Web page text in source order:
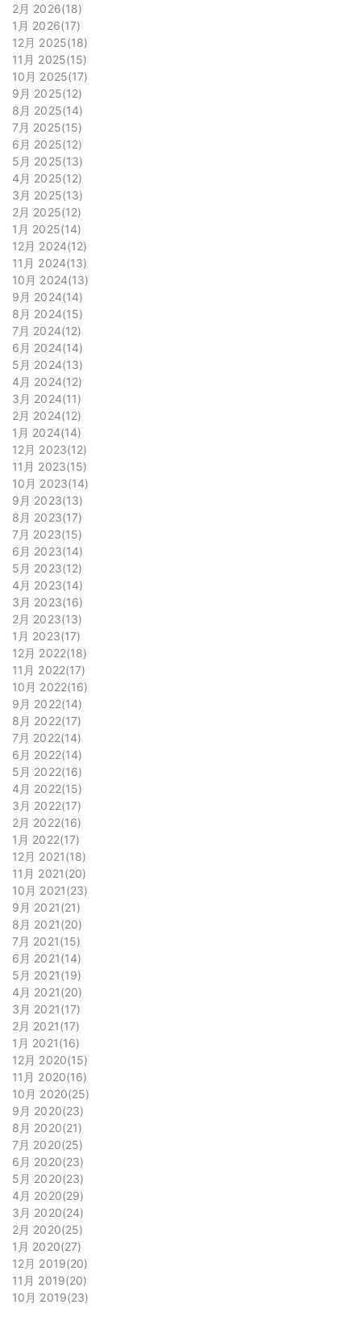
2月 2026 18
1月 2026 17
12月 2025 18
11月 2025 15
10月 2025 17
9月 2025 12
8月 2025 14
7月 2025 15
6月 2025 12
5月 2025 13
4月 2025 12
3月 2025 13
2月 2025 12
1月 2025 14
12月 2024 12
11月 2024 13
10月 2024 13
9月 2024 14
8月 2024 15
7月 2024 12
6月 2024 14
5月 2024 13
4月 2024 12
3月 2024 11
2月 2024 12
1月 2024 14
12月 2023 12
11月 2023 15
10月 2023 14
9月 2023 13
8月 2023 17
7月 2023 15
6月 2023 14
5月 2023 12
4月 2023 14
3月 2023 16
2月 2023 13
1月 2023 17
12月 2022 18
11月 2022 17
10月 2022 16
9月 2022 14
8月 2022 17
7月 2022 14
6月 2022 14
5月 2022 16
4月 2022 15
3月 2022 17
2月 2022 16
1月 2022 17
12月 2021 18
11月 2021 20
10月 2021 23
9月 2021 21
8月 2021 20
7月 2021 15
6月 2021 14
5月 2021 19
4月 2021 20
3月 2021 17
2月 2021 17
1月 2021 16
12月 2020 15
11月 2020 16
10月 2020 25
9月 2020 23
8月 2020 21
7月 2020 25
6月 2020 23
5月 2020 23
4月 2020 29
3月 2020 24
2月 2020 25
1月 2020 27
12月 2019 20
11月 2019 20
10月 2019 23